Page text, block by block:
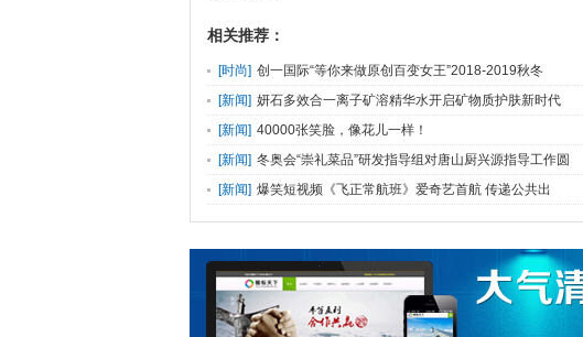
相关推荐：
[时尚] 创一国际“等你来做原创百变女王”2018-2019秋冬
[新闻] 妍石多效合一离子矿溶精华水开启矿物质护肤新时代
[新闻] 40000张笑脸，像花儿一样！
[新闻] 冬奥会“崇礼菜品”研发指导组对唐山厨兴源指导工作圆
满完成
[新闻] 爆笑短视频《飞正常航班》爱奇艺首航 传递公共出
行“正能量”